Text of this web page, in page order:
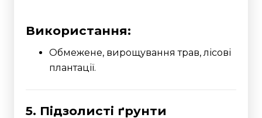
Використання:
Обмежене, вирощування трав, лісові
плантації.
5. Підзолисті ґрунти